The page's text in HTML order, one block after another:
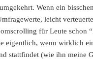
Wenn ein
leicht
für Leute schon
eigentlich, wenn wirklich
stattfindet (wie ihn meine